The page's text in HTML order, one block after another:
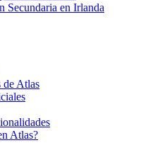
Secundaria en Irlanda
de Atlas
Atlas?